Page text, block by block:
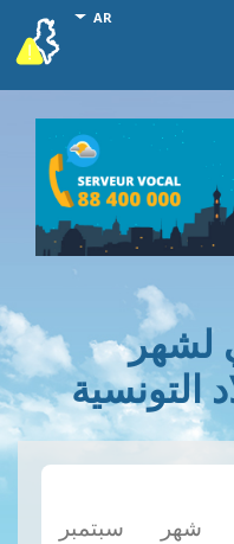
AR
actions
vigilance
لشهر
شهر سبتمبر